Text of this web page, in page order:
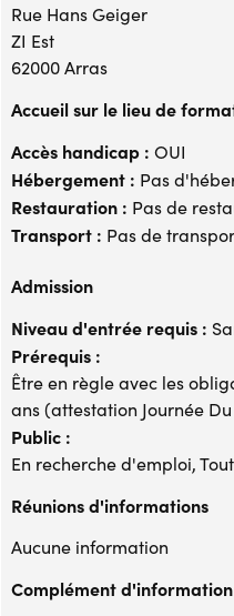
Rue Hans Geiger
ZI Est
62000 Arras
Accueil sur le lieu de
Accès handicap : OUI
Hébergement : Pas
Restauration : Pas de
Transport : Pas de
Admission
Niveau d'entrée requis :
Prérequis :
Être en règle avec les
ans (attestation Journée
Public :
En recherche d'emploi,
Réunions d'informations
Aucune information
Complément d'information